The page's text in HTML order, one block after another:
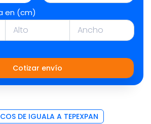
en (cm)
Cotizar envío
DE IGUALA A TEPEXPAN